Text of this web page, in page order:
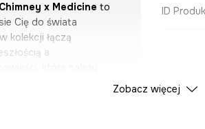
x Medicine to
Cię do świata
kolekcji łączą
a
ID
Zobacz więcej